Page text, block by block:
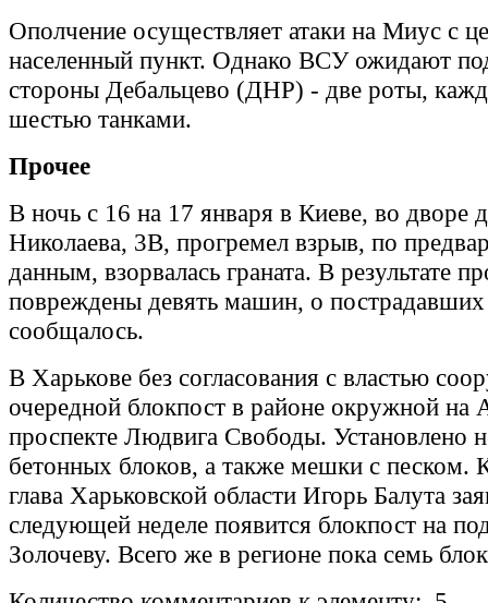
Ополчение осуществляет атаки на Миус с
населенный пункт. Однако ВСУ ожидают
стороны Дебальцево (ДНР) - две роты,
шестью танками.
Прочее
В ночь с 16 на 17 января в Киеве, во дворе
Николаева, 3В, прогремел взрыв, по
данным, взорвалась граната. В результате
повреждены девять машин, о
сообщалось.
В Харькове без согласования с властью
очередной блокпост в районе окружной на
проспекте Людвига Свободы. Установлено
бетонных блоков, а также мешки с песком.
глава Харьковской области Игорь Балута
следующей неделе появится блокпост на
Золочеву. Всего же в регионе пока семь